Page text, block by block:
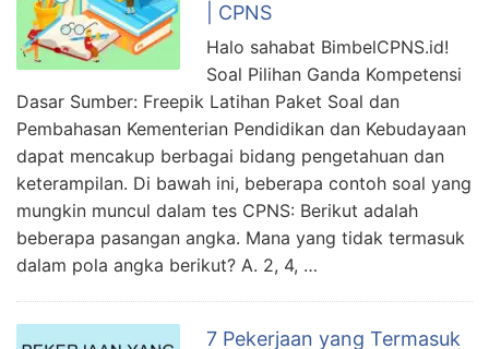
| CPNS
Halo sahabat BimbelCPNS.id!
Soal Pilihan Ganda Kompetensi
Dasar Sumber: Freepik Latihan Paket Soal dan
Pembahasan Kementerian Pendidikan dan Kebudayaan
dapat mencakup berbagai bidang pengetahuan dan
keterampilan. Di bawah ini, beberapa contoh soal yang
mungkin muncul dalam tes CPNS: Berikut adalah
beberapa pasangan angka. Mana yang tidak termasuk
dalam pola angka berikut? A. 2, 4, …
7 Pekerjaan yang Termasuk